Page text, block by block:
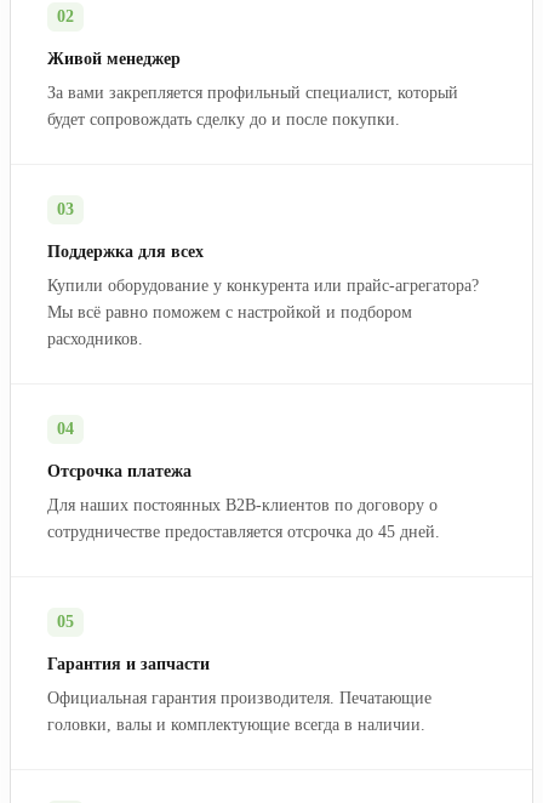
02
Живой менеджер
За вами закрепляется профильный специалист, который
будет сопровождать сделку до и после покупки.
03
Поддержка для всех
Купили оборудование у конкурента или прайс-агрегатора?
Мы всё равно поможем с настройкой и подбором
расходников.
04
Отсрочка платежа
Для наших постоянных B2B-клиентов по договору о
сотрудничестве предоставляется отсрочка до 45 дней.
05
Гарантия и запчасти
Официальная гарантия производителя. Печатающие
головки, валы и комплектующие всегда в наличии.